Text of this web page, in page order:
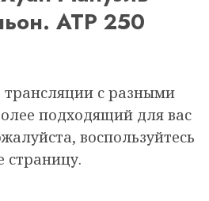
ATP 250
с разными
подходящий для вас
воспользуйтесь
страницу.